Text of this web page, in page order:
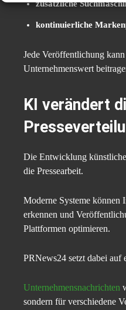
zusätzliche
kontinuierliche
Jede Veröffentlichung
Unternehmenswert
KI verändert
Die Entwicklung
die Pressearbeit.
Moderne Systeme können
erkennen und
Plattformen optimieren.
PRNews24 setzt dabei auf
Unternehmensnachrichten
sondern für verschiedene